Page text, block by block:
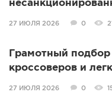
27 ИЮЛЯ 2026 0 21
Грамотный подбор
кроссоверов и
27 ИЮЛЯ 2026 0